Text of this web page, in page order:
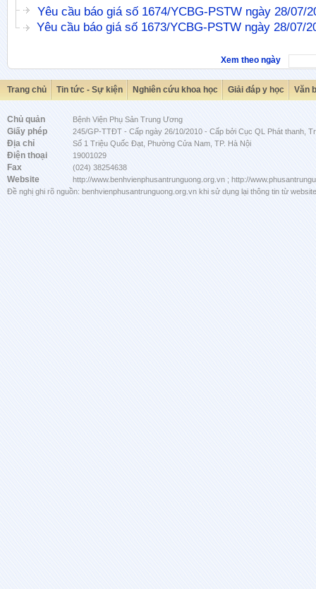
Yêu cầu báo giá số 1674/YCBG-PSTW ngày 28/07/
Yêu cầu báo giá số 1673/YCBG-PSTW ngày 28/07/
Xem theo ngày
Trang chủ Tin tức - Sự kiện Nghiên cứu khoa học Giải đáp y học Văn
Chủ quản Bệnh Viện Phụ Sản Trung Ương
Giấy phép 245/GP-TTĐT - Cấp ngày 26/10/2010 - Cấp bởi Cục QL Phát thanh,
Địa chỉ Số 1 Triệu Quốc Đạt, Phường Cửa Nam, TP. Hà Nội
Điện thoại 19001029
Fax (024) 38254638
Website
http://www.benhvienphusantrunguong.org.vn ; http://
Đề nghị ghi rõ nguồn: benhvienphusantrunguong.org.vn khi sử dụng lại thông tin từ